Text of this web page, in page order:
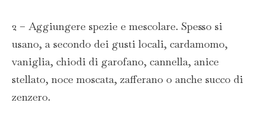
2 – Aggiungere spezie e mescolare. Spesso si
usano, a secondo dei gusti locali, cardamomo,
vaniglia, chiodi di garofano, cannella, anice
stellato, noce moscata, zafferano o anche succo di
zenzero.